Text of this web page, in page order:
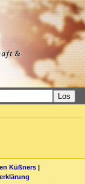
Los
Küßners |